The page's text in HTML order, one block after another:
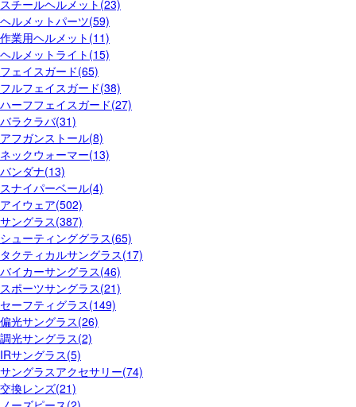
スチールヘルメット(23)
ヘルメットパーツ(59)
作業用ヘルメット(11)
ヘルメットライト(15)
フェイスガード(65)
フルフェイスガード(38)
ハーフフェイスガード(27)
バラクラバ(31)
アフガンストール(8)
ネックウォーマー(13)
バンダナ(13)
スナイパーベール(4)
アイウェア(502)
サングラス(387)
シューティンググラス(65)
タクティカルサングラス(17)
バイカーサングラス(46)
スポーツサングラス(21)
セーフティグラス(149)
偏光サングラス(26)
調光サングラス(2)
IRサングラス(5)
サングラスアクセサリー(74)
交換レンズ(21)